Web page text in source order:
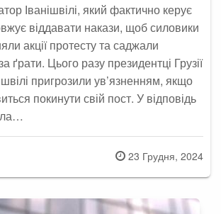
Іванішвілі, який фактично керує
віддавати накази, щоб силовики
акції протесту та саджали
ґрати. Цього разу президентці Грузії
пригрозили ув’язненням, якщо
покинути свій пост. У відповідь
Posted
on
23 Грудня, 2024